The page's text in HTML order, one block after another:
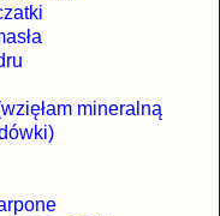
mineralną